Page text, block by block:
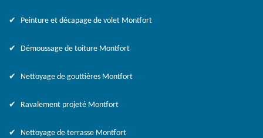
Peinture et décapage de volet Montfort
Démoussage de toiture Montfort
Nettoyage de gouttières Montfort
Ravalement projeté Montfort
Nettoyage de terrasse Montfort